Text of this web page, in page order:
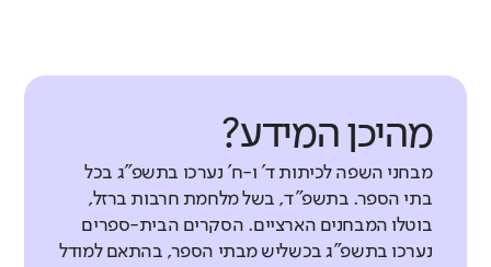
מהיכן המידע?
מבחני השפה לכיתות ד' ו-ח' נערכו בתשפ"ג בכל
בתי הספר. בתשפ"ד, בשל מלחמת חרבות ברזל,
בוטלו המבחנים הארציים. הסקרים הבית-ספרים
נערכו בתשפ"ג בכשליש מבתי הספר, בהתאם למודל